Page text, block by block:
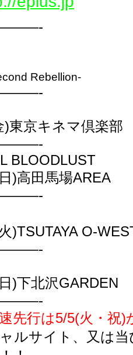
Rebellion-
)東京キネマ倶楽部
BLOODLUST
)高田馬場AREA
)TSUTAYA O-
)下北沢GARDEN
先行は5/5(火・祝)
ルサイト、又は